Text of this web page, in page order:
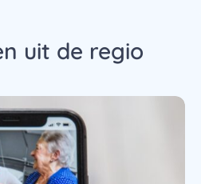
uit de regio